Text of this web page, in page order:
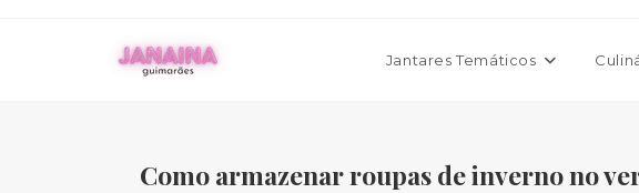
Jantares Temáticos
Como armazenar roupas de inverno no